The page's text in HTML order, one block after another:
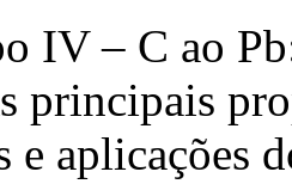
– C ao Pb:
principais
e aplicações